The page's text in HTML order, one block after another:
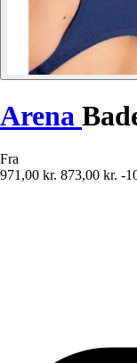
Arena
Fra
971,00 kr. 873,00 kr. -